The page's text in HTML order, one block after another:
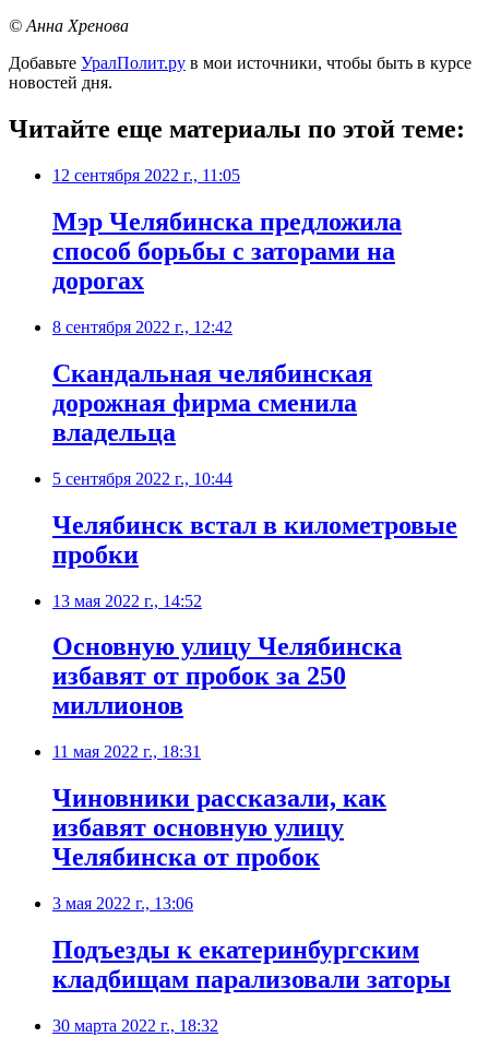
© Анна Хренова
Добавьте УралПолит.ру в мои источники, чтобы быть в курсе
новостей дня.
Читайте еще материалы по этой теме:
12 сентября 2022 г., 11:05
Мэр Челябинска предложила
способ борьбы с заторами на
дорогах
8 сентября 2022 г., 12:42
Скандальная челябинская
дорожная фирма сменила
владельца
5 сентября 2022 г., 10:44
Челябинск встал в километровые
пробки
13 мая 2022 г., 14:52
Основную улицу Челябинска
избавят от пробок за 250
миллионов
11 мая 2022 г., 18:31
Чиновники рассказали, как
избавят основную улицу
Челябинска от пробок
3 мая 2022 г., 13:06
Подъезды к екатеринбургским
кладбищам парализовали заторы
30 марта 2022 г., 18:32